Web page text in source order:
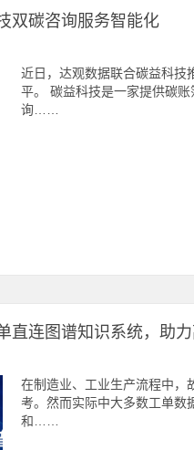
双碳咨询服务智能化
近日，达观数据联合碳益科技
平。 碳益科技是一家提供碳
询……
直连图谱知识系统，助
在制造业、工业生产流程中，
考。然而实际中大多数工单数
和……